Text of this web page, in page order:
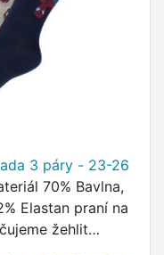
3 páry - 23-26
70% Bavlna,
Elastan praní na
žehlit